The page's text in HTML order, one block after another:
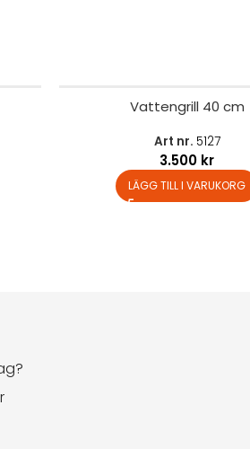
Vattengrill 40 cm
Art nr. 5127
3.500 kr
LÄGG TILL I VARUKORG